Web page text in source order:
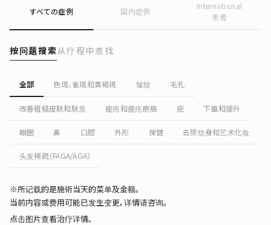
すべての症例 国内症例
International
患者
按问题搜索从疗程中查找
全部 色斑、雀斑和黄褐斑 皱纹 毛孔
改善粗糙皮肤和肤质 痤疮和痤疮疤痕 疣 下垂和提升
眼圈 鼻 口腔 外形 保健 去除纹身和艺术化妆
头发稀疏（FAGA/AGA）
※所记载的是施術当天的菜单及金额。
当前内容或费用可能已发生变更，详情请咨询。
点击图片查看治疗详情。